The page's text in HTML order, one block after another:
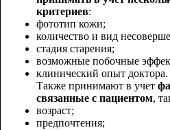
критериев:
фототип кожи;
количество и вид
стадия старения;
возможные побочные
клинический опыт доктора.
Также принимают в учет
связанные с пациентом,
возраст;
предпочтения;